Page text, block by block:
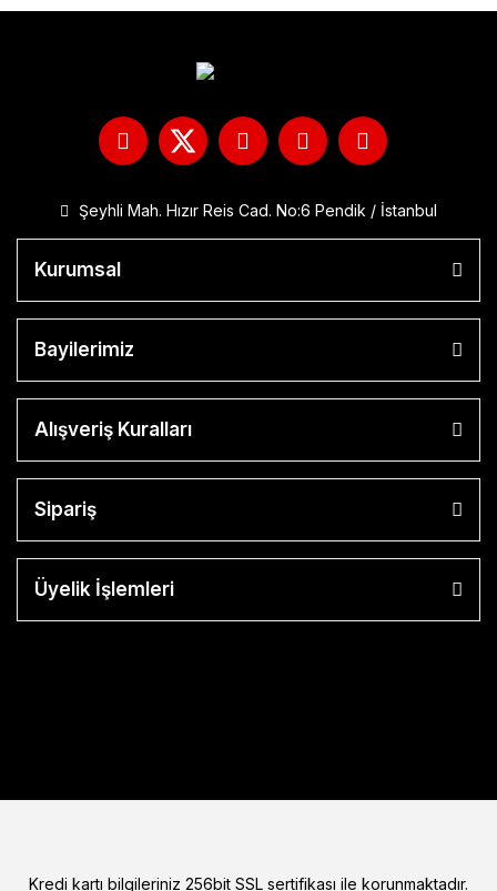
Şeyhli Mah. Hızır Reis Cad. No:6 Pendik / İstanbul
Kurumsal
Bayilerimiz
Alışveriş Kuralları
Sipariş
Üyelik İşlemleri
Kredi kartı bilgileriniz 256bit SSL sertifikası ile korunmaktadır.